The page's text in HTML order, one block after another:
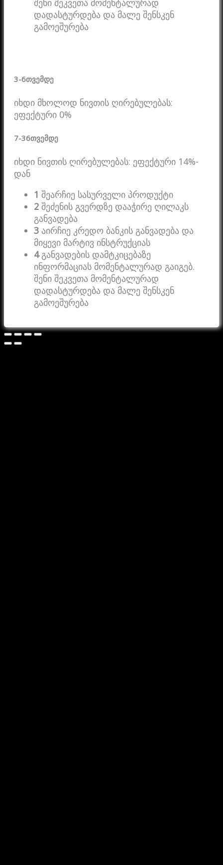
დადასტურდება და მალე შენსკენ
გამოეშურება
3-6თვემდე
იხდი მხოლოდ ნივთის ღირებულებას:
ეფექტური 0%
7-36თვემდე
იხდი ნივთის ღირებულებას: ეფექტური 14%-
დან
1 შეარჩიე სასურველი პროდუქტი
2 შეძენის გვერდზე დააჭირე ღილაკს
განვადება
3 აირჩიე კრედო ბანკის განვადება და
მიყევი მარტივ ინსტრუქციას
4განვადების დამტკიცებაზე
ინფორმაციას მომენტალურად გაიგებ.
შენი შეკვეთა მომენტალურად
დადასტურდება და მალე შენსკენ
გამოეშურება